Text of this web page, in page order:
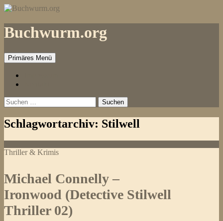
Zum
springen
Buchwurm.org
Primäres Menü
Suchen
nach:
Schlagwortarchiv: Stilwell
Thriller & Krimis
Michael Connelly –
Ironwood (Detective Stilwell
Thriller 02)